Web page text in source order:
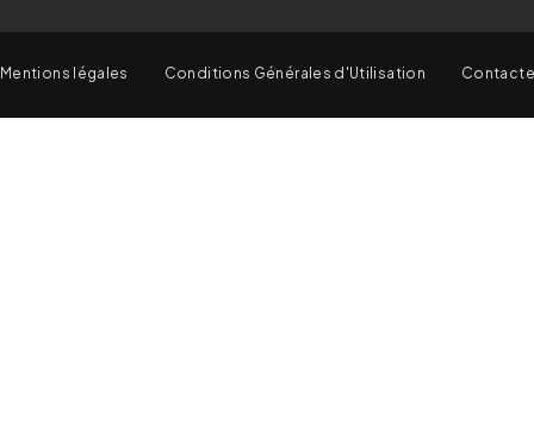
Mentions légales Conditions Générales d'Utilisation